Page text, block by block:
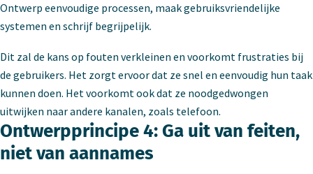
Ontwerp eenvoudige processen, maak gebruiksvriendelijke
systemen en schrijf begrijpelijk.
Dit zal de kans op fouten verkleinen en voorkomt frustraties bij
de gebruikers. Het zorgt ervoor dat ze snel en eenvoudig hun taak
kunnen doen. Het voorkomt ook dat ze noodgedwongen
uitwijken naar andere kanalen, zoals telefoon.
Ontwerpprincipe 4: Ga uit van feiten,
niet van aannames